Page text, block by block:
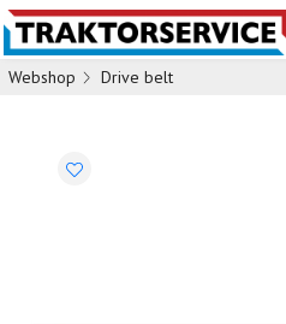
Webshop Drive belt